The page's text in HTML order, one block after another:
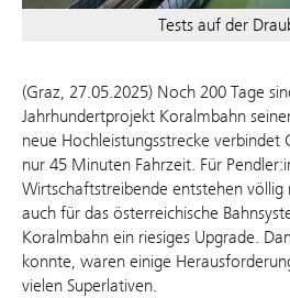
Tests auf der
(Graz, 27.05.2025) Noch 200 Tage
Jahrhundertprojekt Koralmbahn
neue Hochleistungsstrecke
nur 45 Minuten Fahrzeit. Für
Wirtschaftstreibende entstehen völlig
auch für das österreichische
Koralmbahn ein riesiges Upgrade.
konnte, waren einige
vielen Superlativen.